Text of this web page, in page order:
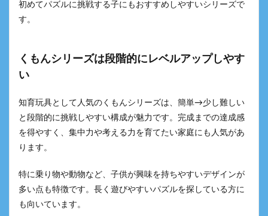
初めてパズルに挑戦する子にもおすすめしやすいシリーズで
す。
くもんシリーズは段階的にレベルアップしやす
い
知育玩具として人気のくもんシリーズは、簡単→少し難しい
と段階的に挑戦しやすい構成が魅力です。完成までの達成感
を得やすく、集中力や考える力を育てたい家庭にも人気があ
ります。
特に乗り物や動物など、子供が興味を持ちやすいデザインが
多い点も特徴です。長く遊びやすいパズルを探している方に
も向いています。